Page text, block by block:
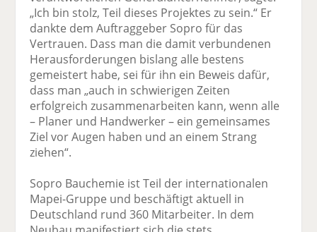
„Ich bin stolz, Teil dieses Projektes zu sein.“ Er
dankte dem Auftraggeber Sopro für das
Vertrauen. Dass man die damit verbundenen
Herausforderungen bislang alle bestens
gemeistert habe, sei für ihn ein Beweis dafür,
dass man „auch in schwierigen Zeiten
erfolgreich zusammenarbeiten kann, wenn alle
– Planer und Handwerker – ein gemeinsames
Ziel vor Augen haben und an einem Strang
ziehen“.
Sopro Bauchemie ist Teil der internationalen
Mapei-Gruppe und beschäftigt aktuell in
Deutschland rund 360 Mitarbeiter. In dem